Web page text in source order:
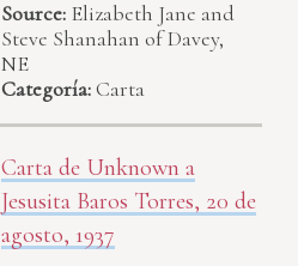
Source: Elizabeth Jane and
Steve Shanahan of Davey,
NE
Categoría:Carta
Carta de Unknown a
Jesusita Baros Torres, 20 de
agosto, 1937